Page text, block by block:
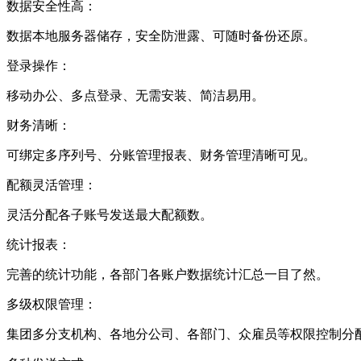
数据安全性高：
数据本地服务器储存，安全防泄露、可随时备份还原。
登录操作：
移动办公、多点登录、无需安装、简洁易用。
财务清晰：
可绑定多序列号、分账管理报表、财务管理清晰可见。
配额灵活管理：
灵活分配各子账号发送最大配额数。
统计报表：
完善的统计功能，各部门各账户数据统计汇总一目了然。
多级权限管理：
集团多分支机构、各地分公司、各部门、众雇员等权限控制分